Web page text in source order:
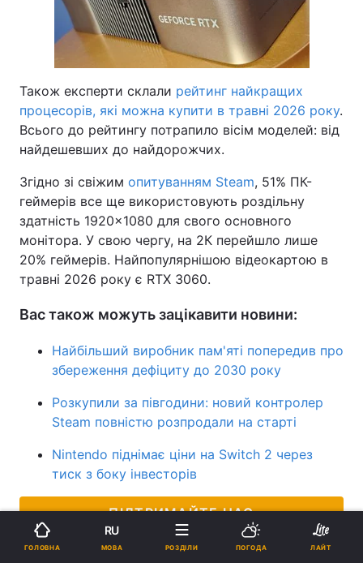
Також експерти склали рейтинг найкращих
процесорів, які можна купити в травні 2026 року.
Всього до рейтингу потрапило вісім моделей: від
найдешевших до найдорожчих.
Згідно зі свіжим опитуванням Steam, 51% ПК-
геймерів все ще використовують роздільну
здатність 1920×1080 для свого основного
монітора. У свою чергу, на 2К перейшло лише
20% геймерів. Найпопулярнішою відеокартою в
травні 2026 року є RTX 3060.
Вас також можуть зацікавити новини:
Найбільший виробник пам'яті попередив про
збереження дефіциту до 2030 року
Розкупили за півгодини: новий контролер
Steam повністю розпродали на старті
Nintendo піднімає ціни на Switch 2 через
тиск з боку інвесторів
ПІДТРИМАЙТЕ НАС
ГОЛОВНА
RU
МОВА РОЗДІЛИ ПОГОДА ЛАЙТ